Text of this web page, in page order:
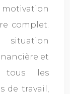
complet.
et
tous les
de travail,